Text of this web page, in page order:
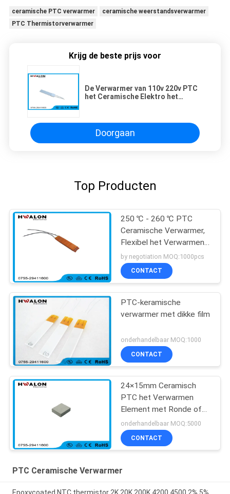
ceramische PTC verwarmer
ceramische weerstandsverwarmer
PTC Thermistorverwarmer
Krijg de beste prijs voor
De Verwarmer van 110v 220v PTC
het Ceramische Elektro het
Doorgaan
Top Producten
250 ℃ - 260 ℃ PTC
Ceramische Verwarmer,
Flexibel het Verwarmen
Element voor
Verwarmerassemblage
by negotiation MOQ:1000pcs
CONTACT
PTC-keramische
verwarmer met dikke film
onderhandelbaar MOQ:1000
CONTACT
24×15mm Ceramisch
PTC het Verwarmen
Element met Ronde of
Vierkante Vorm voor
Koffiezetapparaat
onderhandelbaar MOQ:5000
CONTACT
PTC Ceramische Verwarmer